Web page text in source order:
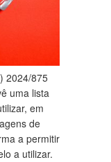
2024/875
uma lista
em
de
a permitir
a utilizar.